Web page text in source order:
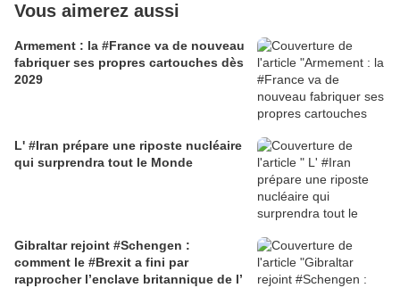
Vous aimerez aussi
Armement : la #France va de nouveau
fabriquer ses propres cartouches dès
2029
L' #Iran prépare une riposte nucléaire
qui surprendra tout le Monde
Gibraltar rejoint #Schengen :
comment le #Brexit a fini par
rapprocher l’enclave britannique de l’